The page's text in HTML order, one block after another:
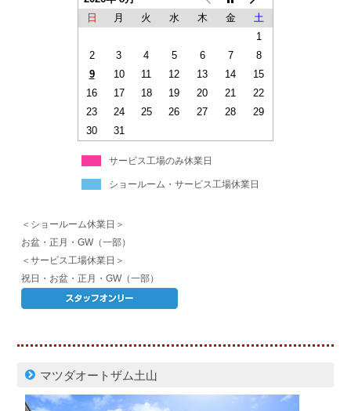
日
月 火 水 木 金
土
1
2
3 4 5 6 7
8
9
10 11 12 13 14
15
16
17 18 19 20 21
22
23
24 25 26 27 28
29
30
31
サービス工場のみ休業日
ショールーム・サービス工場休業日
＜ショールーム休業日＞
お盆・正月・GW（一部）
＜サービス工場休業日＞
祝日・お盆・正月・GW（一部）
マツダオートザム土山